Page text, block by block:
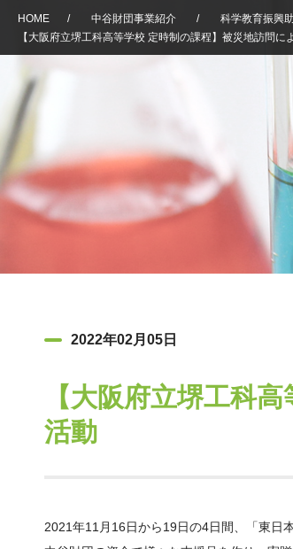
HOME / 中谷財団事業紹介 / 科学教育振興
【大阪府立堺工科高等学校 定時制の課程】被災地訪問に
2022年02月05日
【大阪府立堺工科
活動
2021年11月16日から19日の4日間、「東日